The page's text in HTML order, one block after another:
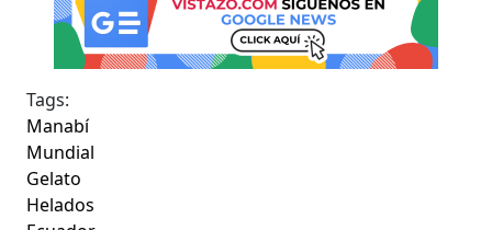
Tags:
Manabí
Mundial
Gelato
Helados